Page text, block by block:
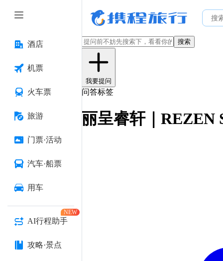
酒店
机票
火车票
旅游
门票·活动
汽车·船票
用车
AI行程助手
NEW
攻略·景点
搜索
我要提问
问答标签
丽呈睿轩｜REZEN